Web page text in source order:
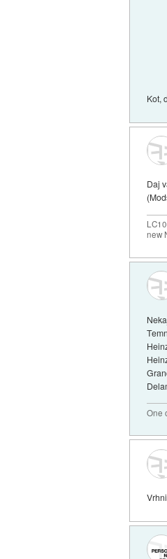
Kot,
Daj
new
One